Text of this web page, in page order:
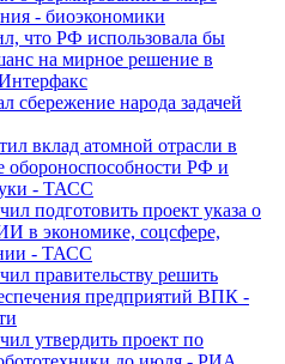
- биоэкономики
что РФ использовала бы
на мирное решение в
сбережение народа задачей
вклад атомной отрасли в
обороноспособности РФ и
- ТАСС
подготовить проект указа о
в экономике, соцсфере,
- ТАСС
правительству решить
предприятий ВПК -
утвердить проект по